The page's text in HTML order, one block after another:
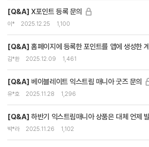
[Q&A] X포인트 등록 문의
이* 2025.12.25 1,100
[Q&A] 홈페이지에 등록한 포인트를 앱에 생성한
김*환 2025.12.09 1,461
[Q&A] 베이블레이트 익스트림 매니아 굿즈 문의
유*호 2025.11.28 1,296
[Q&A] 하반기 익스트림매니아 상품은 대체 언제
박*라 2025.11.26 1,102